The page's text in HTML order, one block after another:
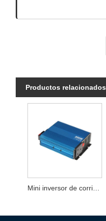
Productos relacionados
Mini inversor de corriente 300W